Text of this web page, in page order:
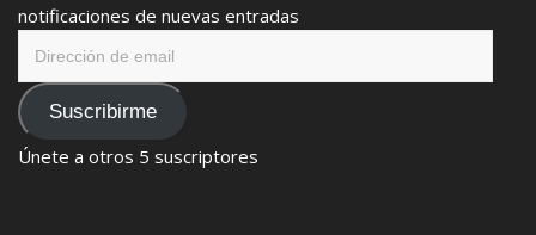
notificaciones de nuevas entradas
emailSuscribirme
Únete a otros 5 suscriptores